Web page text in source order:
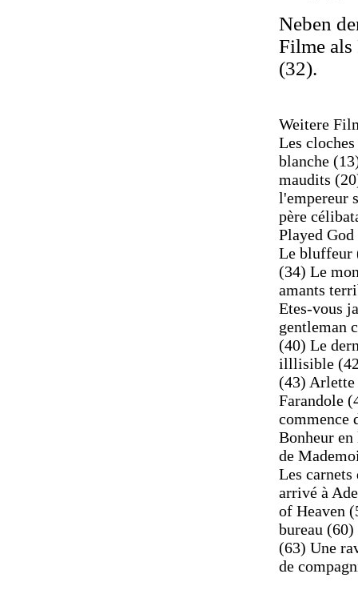
Neben
Filme
(32).
Weitere
Les
blanche
maudits
l'empereur
père
Played
Le bluffeur
(34) Le
amants
Etes-vous
gentleman
(40) Le
illlisible
(43) Arlette
Farandole
commence
Bonheur
de
Les
arrivé à
of Heaven
bureau
(63) Une
de